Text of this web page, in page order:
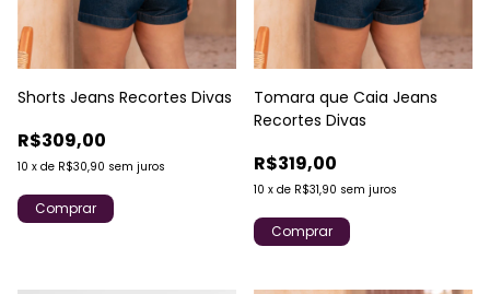
Shorts Jeans Recortes Divas
R$309,00
10 x de R$30,90 sem juros
Comprar
Tomara que Caia Jeans
Recortes Divas
R$319,00
10 x de R$31,90 sem juros
Comprar